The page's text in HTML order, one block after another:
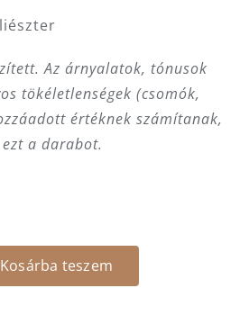
Az árnyalatok, tónusok
tökéletlenségek (csomók,
értéknek számítanak,
a darabot.
Kosárba teszem